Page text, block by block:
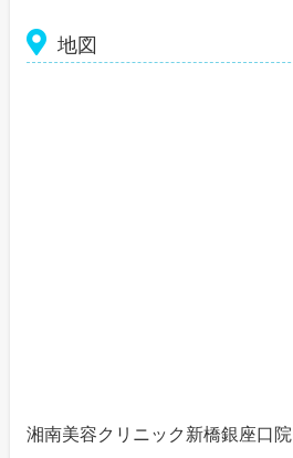
地図
湘南美容クリニック新橋銀座口院